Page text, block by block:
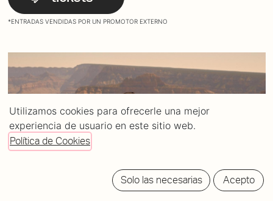
*ENTRADAS VENDIDAS POR UN PROMOTOR EXTERNO
Utilizamos cookies para ofrecerle una mejor
experiencia de usuario en este sitio web.
Política de Cookies
Solo las necesarias Acepto